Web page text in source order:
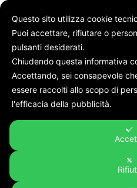
Natale a Filottrano
Tag:natale a
Questo sito utilizza cookie
Puoi accettare, rifiutare o
pulsanti desiderati.
Chiudendo questa informativa
Accettando, sei consapevole
essere raccolti allo scopo di
l'efficacia della pubblicità.